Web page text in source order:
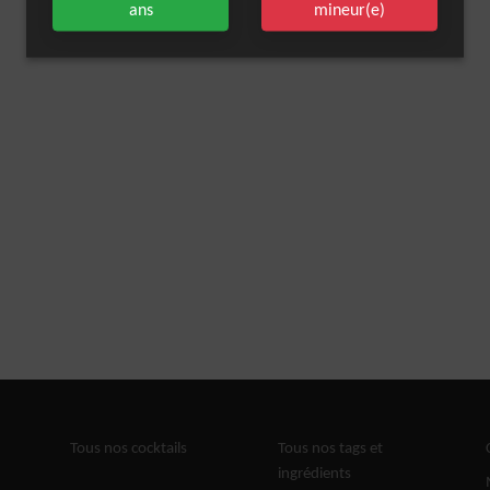
Tous nos cocktails
Tous nos tags et
ingrédients
ans
mineur(e)